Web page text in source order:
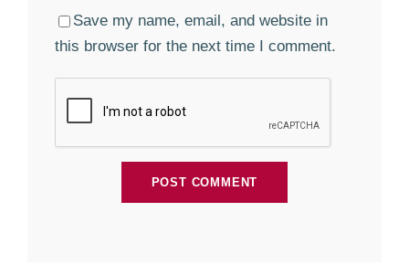
Save my name, email, and website in
this browser for the next time I comment.